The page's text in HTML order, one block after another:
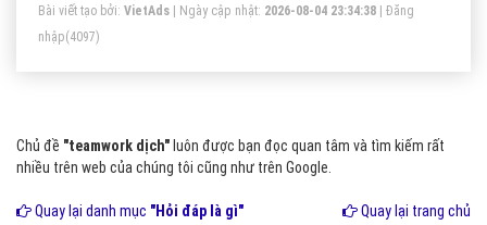
mà bạn có hiện tại có khá nhiều bạn sinh viên chưa biết
Làm việc nhóm là gì dẫn tới mất điểm trong mắt nhà tuyển
dụng nhất là nhà tuyển dụng nước ngoài.
Bài viết tạo bởi: VietAds | Ngày cập nhật: 2026-08-04 23:34:38
Đăng
nhập(4097)
Chủ đề "teamwork dịch" luôn được bạn đọc quan tâm và tìm kiếm rất
nhiều trên web của chúng tôi cũng như trên Google.
Quay lại danh mục "Hỏi đáp là gì" Quay lại trang chủ